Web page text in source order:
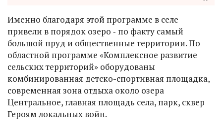
Именно благодаря этой программе в селе
привели в порядок озеро ‑ по факту самый
большой пруд и общественные территории. По
областной программе «Комплексное развитие
сельских территорий» оборудованы
комбинированная детско-спортивная площадка,
современная зона отдыха около озера
Центральное, главная площадь села, парк, сквер
Героям локальных войн.